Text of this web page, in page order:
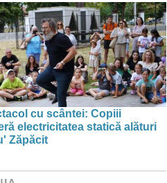
cu scântei: Copiii
electricitatea statică alături
Zăpăcit